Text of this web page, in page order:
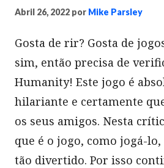
Abril 26, 2022 por Mike Parsley
Gosta de rir? Gosta de
sim, então precisa de
Humanity! Este jogo é
hilariante e certamente
os seus amigos. Nesta
que é o jogo, como jogá-
tão divertido. Por isso